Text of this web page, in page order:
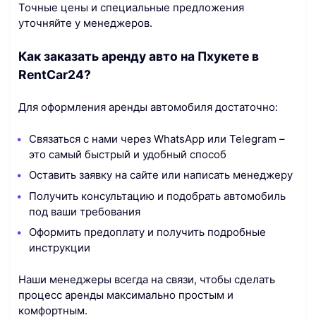
Точные цены и специальные предложения
уточняйте у менеджеров.
Как заказать аренду авто на Пхукете в
RentCar24?
Для оформления аренды автомобиля достаточно:
Связаться с нами через WhatsApp или Telegram –
это самый быстрый и удобный способ
Оставить заявку на сайте или написать менеджеру
Получить консультацию и подобрать автомобиль
под ваши требования
Оформить предоплату и получить подробные
инструкции
Наши менеджеры всегда на связи, чтобы сделать
процесс аренды максимально простым и
комфортным.